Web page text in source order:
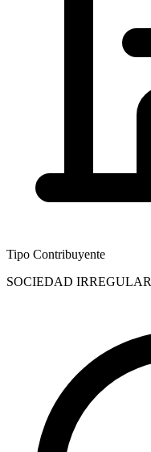
Tipo Contribuyente
SOCIEDAD IRREGULAR